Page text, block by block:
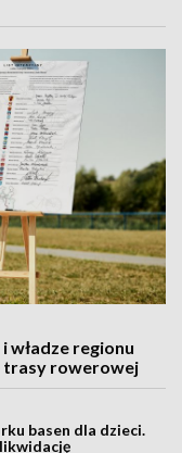
władze regionu
trasy rowerowej
basen dla dzieci.